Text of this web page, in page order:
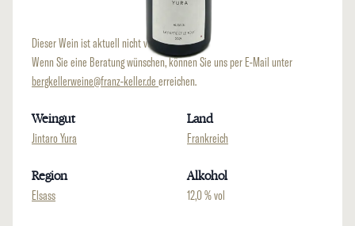
Dieser Wein ist aktuell nicht verfügbar.
Wenn Sie eine Beratung wünschen, können Sie uns per E-Mail unter
bergkellerweine@franz-keller.de erreichen.
Weingut
Jintaro Yura
Land
Frankreich
Region
Elsass
Alkohol
12,0 % vol